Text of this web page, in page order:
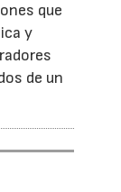
que
y
de un